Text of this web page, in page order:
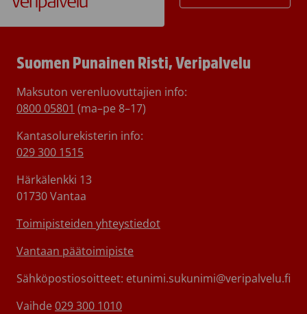
Suomen Punainen Risti, Veripalvelu
Maksuton verenluovuttajien info:
0800 05801 (ma–pe 8–17)
Kantasolurekisterin info:
029 300 1515
Härkälenkki 13
01730 Vantaa
Toimipisteiden yhteystiedot
Vantaan päätoimipiste
Sähköpostiosoitteet: etunimi.sukunimi@veripalvelu.fi
Vaihde 029 300 1010